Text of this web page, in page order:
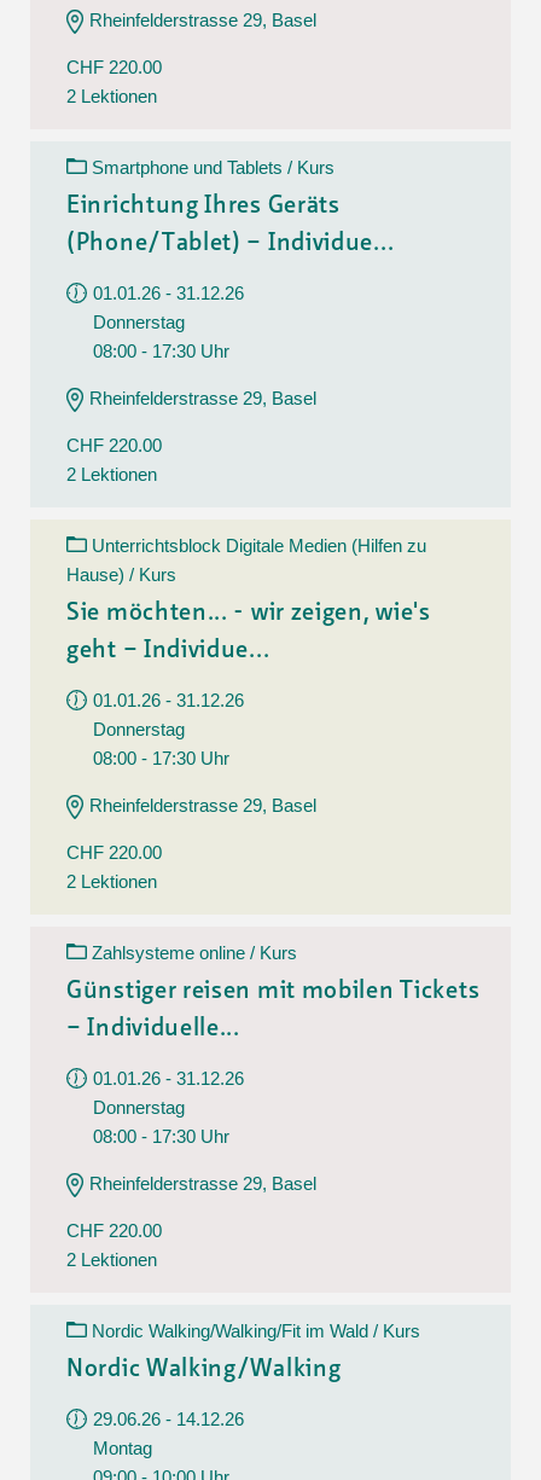
Rheinfelderstrasse 29, Basel
CHF 220.00
2 Lektionen
Smartphone und Tablets / Kurs
Einrichtung Ihres Geräts
(Phone/Tablet) – Individue...
01.01.26 - 31.12.26
Donnerstag
08:00 - 17:30 Uhr
Rheinfelderstrasse 29, Basel
CHF 220.00
2 Lektionen
Unterrichtsblock Digitale Medien (Hilfen zu
Hause) / Kurs
Sie möchten... - wir zeigen, wie's
geht – Individue...
01.01.26 - 31.12.26
Donnerstag
08:00 - 17:30 Uhr
Rheinfelderstrasse 29, Basel
CHF 220.00
2 Lektionen
Zahlsysteme online / Kurs
Günstiger reisen mit mobilen Tickets
– Individuelle...
01.01.26 - 31.12.26
Donnerstag
08:00 - 17:30 Uhr
Rheinfelderstrasse 29, Basel
CHF 220.00
2 Lektionen
Nordic Walking/Walking/Fit im Wald / Kurs
Nordic Walking/Walking
29.06.26 - 14.12.26
Montag